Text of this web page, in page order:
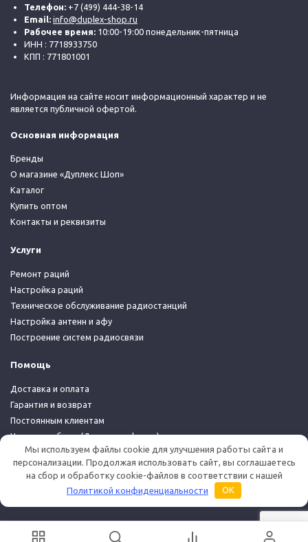
Телефон: +7 (499) 444-38-14
Email: info@duplex-shop.ru
Рабочее время: 10:00-19:00 понедельник-пятница
ИНН : 7718933750
КПП : 771801001
Информация на сайте носит информационный характер и не
является публичной офертой.
Основная информация
Бренды
О магазине «Дуплекс Шоп»
Каталог
Купить оптом
Контакты и реквизиты
Услуги
Ремонт раций
Настройка раций
Техническое обслуживание радиостанций
Настройка антенн и афу
Построение систем радиосвязи
Помощь
Доставка и оплата
Гарантия и возврат
Постоянным клиентам
Условия работы (Договор-оферта)
Политика конфиденциальности
© 2026 Дуплекс Шоп
Мы используем файлы cookie для улучшения работы сайта и
персонализации. Продолжая использовать сайт, вы соглашаетесь
на сбор и обработку cookie-файлов в соответствии с нашей
Политикой конфиденциальности
OK